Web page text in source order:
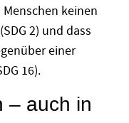
Menschen keinen
2) und dass
einer
16).
– auch in